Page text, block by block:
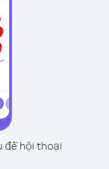
đề hội thoại